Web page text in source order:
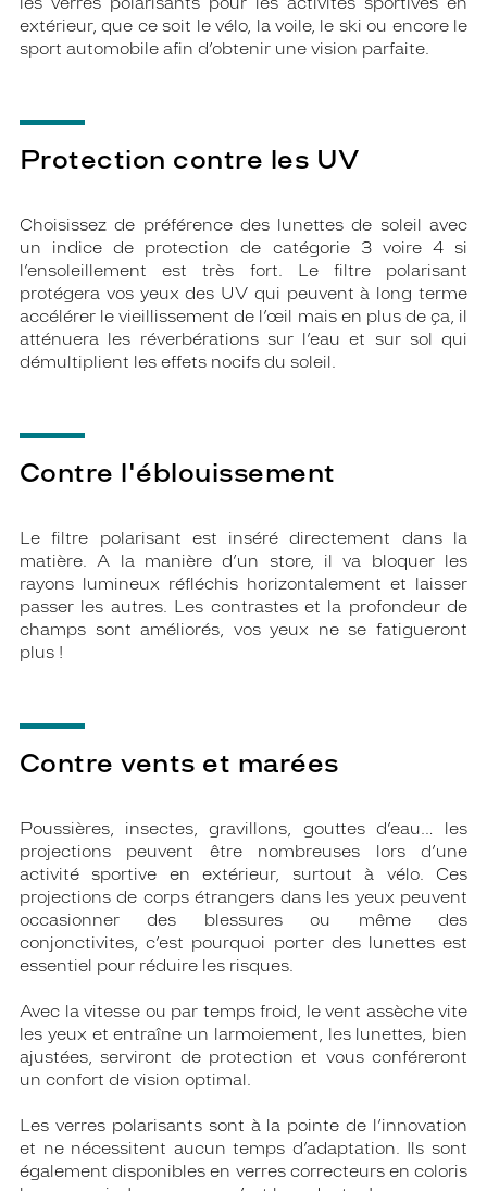
extérieur, que ce soit le vélo, la voile, le ski ou encore le
sport automobile afin d’obtenir une vision parfaite.
Protection contre les UV
Choisissez de préférence des lunettes de soleil avec
un indice de protection de catégorie 3 voire 4 si
l’ensoleillement est très fort. Le filtre polarisant
protégera vos yeux des UV qui peuvent à long terme
accélérer le vieillissement de l’œil mais en plus de ça, il
atténuera les réverbérations sur l’eau et sur sol qui
démultiplient les effets nocifs du soleil.
Contre l'éblouissement
Le filtre polarisant est inséré directement dans la
matière. A la manière d’un store, il va bloquer les
rayons lumineux réfléchis horizontalement et laisser
passer les autres. Les contrastes et la profondeur de
champs sont améliorés, vos yeux ne se fatigueront
plus !
Contre vents et marées
Poussières, insectes, gravillons, gouttes d’eau… les
projections peuvent être nombreuses lors d’une
activité sportive en extérieur, surtout à vélo. Ces
projections de corps étrangers dans les yeux peuvent
occasionner des blessures ou même des
conjonctivites, c’est pourquoi porter des lunettes est
essentiel pour réduire les risques.
Avec la vitesse ou par temps froid, le vent assèche vite
les yeux et entraîne un larmoiement, les lunettes, bien
ajustées, serviront de protection et vous conféreront
un confort de vision optimal.
Les verres polarisants sont à la pointe de l’innovation
et ne nécessitent aucun temps d’adaptation. Ils sont
également disponibles en verres correcteurs en coloris